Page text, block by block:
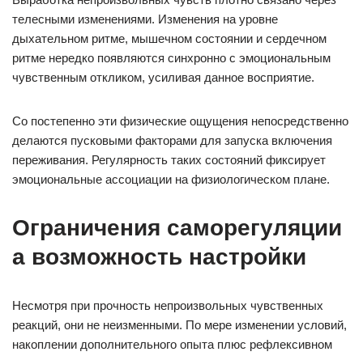
телесными изменениями. Изменения на уровне
дыхательном ритме, мышечном состоянии и сердечном
ритме нередко появляются синхронно с эмоциональным
чувственным откликом, усиливая данное восприятие.
Со постепенно эти физические ощущения непосредственно
делаются пусковыми факторами для запуска включения
переживания. Регулярность таких состояний фиксирует
эмоциональные ассоциации на физиологическом плане.
Ограничения саморегуляции
а возможность настройки
Несмотря при прочность непроизвольных чувственных
реакций, они не неизменными. По мере изменении условий,
накоплении дополнительного опыта плюс рефлексивном